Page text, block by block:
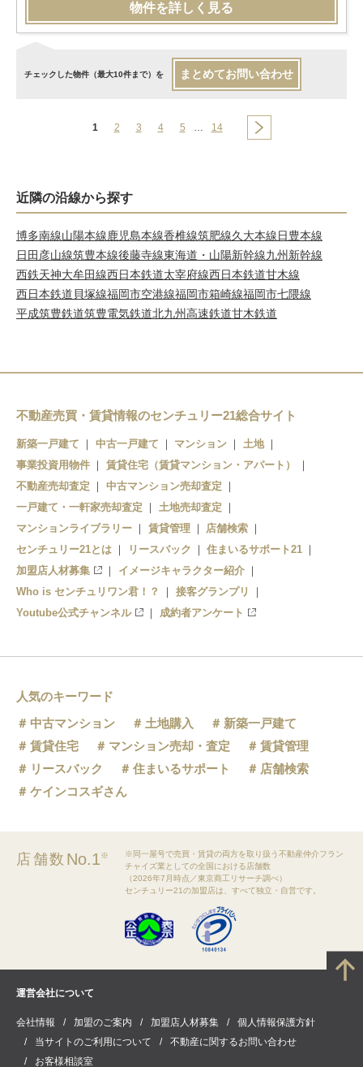
物件を詳しく見る
チェックした物件（最大10件まで）を まとめてお問い合わせ
1 2 3 4 5 … 14
近隣の沿線から探す
博多南線山陽本線鹿児島本線香椎線筑肥線久大本線日豊本線
日田彦山線筑豊本線後藤寺線東海道・山陽新幹線九州新幹線
西鉄天神大牟田線西日本鉄道太宰府線西日本鉄道甘木線
西日本鉄道貝塚線福岡市空港線福岡市箱崎線福岡市七隈線
平成筑豊鉄道筑豊電気鉄道北九州高速鉄道甘木鉄道
不動産売買・賃貸情報のセンチュリー21総合サイト
新築一戸建て 中古一戸建て マンション
土地
事業投資用物件
賃貸住宅（賃貸マンション・アパート）
不動産売却査定
中古マンション売却査定
一戸建て・一軒家売却査定
土地売却査定
マンションライブラリー
賃貸管理
店舗検索
センチュリー21とは
リースバック
住まいるサポート21
加盟店人材募集
イメージキャラクター紹介
Who is センチュリワン君！？
接客グランプリ
Youtube公式チャンネル
成約者アンケート
人気のキーワード
中古マンション
土地購入
新築一戸建て
賃貸住宅
マンション売却・査定
賃貸管理
リースバック
住まいるサポート
店舗検索
ケインコスギさん
店舗数 No.1※
※同一屋号で売買・賃貸の両方を取り扱う不動産仲介フラン
チャイズ業としての全国における店舗数
（2026年7月時点／東京商工リサーチ調べ）
センチュリー21の加盟店は、すべて独立・自営です。
運営会社について
会社情報 加盟のご案内 加盟店人材募集
個人情報保護方針
当サイトのご利用について
不動産に関するお問い合わせ
お客様相談室